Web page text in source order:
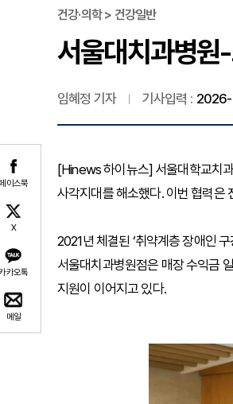
이스북
X
카오톡
메일
건강·의학 > 건강일반
서울대치과병원
임혜정 기자 기사입력 :
[Hinews 하이뉴스] 서울대학교치
사각지대를 해소했다. 이번 협력은
2021년 체결된 ‘취약계층 장애인
서울대치과병원점은 매장 수익금
지원이 이어지고 있다.